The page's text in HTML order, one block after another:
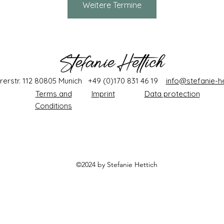
Weitere Termine
112 80805 Munich +49 (0)170 831 46 19 info@stefanie-
Terms and
Conditions
Imprint Data protection
©2024 by Stefanie Hettich